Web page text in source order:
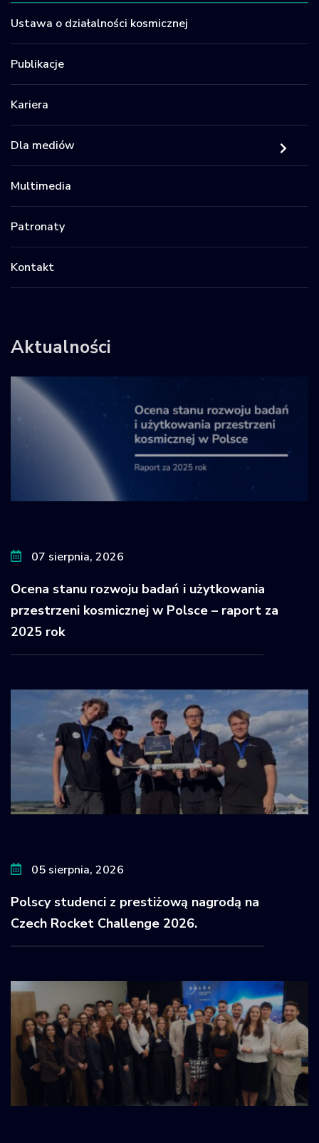
Ustawa o działalności kosmicznej
Publikacje
Kariera
Dla mediów
Multimedia
Patronaty
Kontakt
Aktualności
07 sierpnia, 2026
Ocena stanu rozwoju badań i użytkowania
przestrzeni kosmicznej w Polsce – raport za
2025 rok
05 sierpnia, 2026
Polscy studenci z prestiżową nagrodą na
Czech Rocket Challenge 2026.